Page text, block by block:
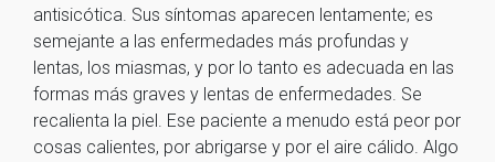
antisicótica. Sus síntomas aparecen lentamente; es
semejante a las enfermedades más profundas y
lentas, los miasmas, y por lo tanto es adecuada en las
formas más graves y lentas de enfermedades. Se
recalienta la piel. Ese paciente a menudo está peor por
cosas calientes, por abrigarse y por el aire cálido. Algo